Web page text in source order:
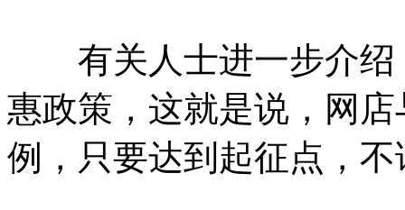
有关人士进一步介绍
惠政策，这就是说，网
例，只要达到起征点，